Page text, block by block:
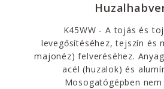
K45WW - A tojás és
levegősítéséhez, tejszín és
majonéz) felveréséhez.
acél (huzalok) és
Mosogatógépben